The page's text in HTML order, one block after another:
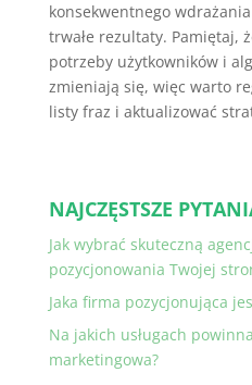
konsekwentnego
trwałe rezultaty. Pamiętaj,
potrzeby użytkowników i
zmieniają się, więc warto
listy fraz i aktualizować
NAJCZĘSTSZE
Jak wybrać skuteczną
pozycjonowania Twojej
Jaka firma pozycjonująca
Na jakich usługach
marketingowa?